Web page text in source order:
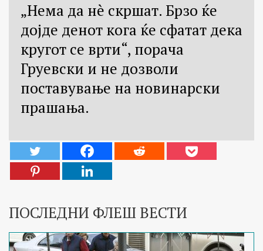
„Нема да нè скршат. Брзо ќе
дојде денот кога ќе сфатат дека
кругот се врти“, порача
Груевски и не дозволи
поставување на новинарски
прашања.
ПОСЛЕДНИ ФЛЕШ ВЕСТИ